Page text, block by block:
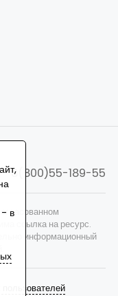
8(800)55-189-55
ссылка на ресурс.
информационный
в